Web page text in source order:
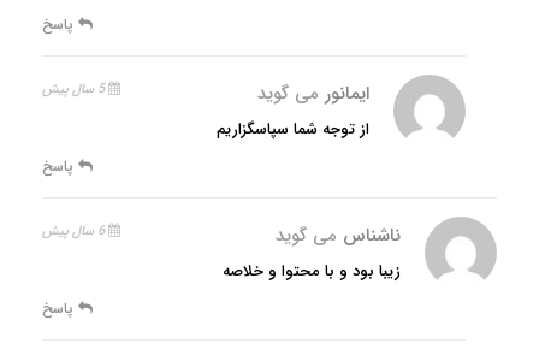
پاسخ
ایمانور می گوید 5 سال پیش
از توجه شما سپاسگزاریم
پاسخ
ناشناس می گوید 6 سال پیش
زیبا بود و با محتوا و خلاصه
پاسخ